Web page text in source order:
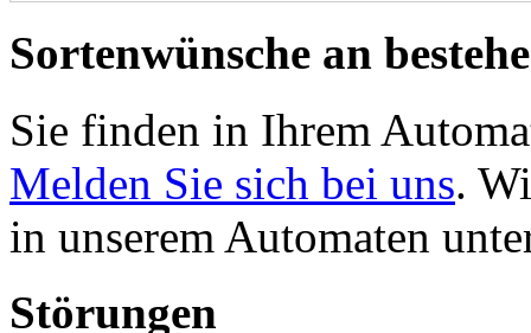
Sortenwünsche an
Sie finden in Ihrem
Melden Sie sich bei uns.
in unserem Automaten
Störungen